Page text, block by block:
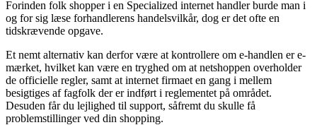
Forinden folk shopper i en Specialized internet handler burde man i
og for sig læse forhandlerens handelsvilkår, dog er det ofte en
tidskrævende opgave.
Et nemt alternativ kan derfor være at kontrollere om e-handlen er e-
mærket, hvilket kan være en tryghed om at netshoppen overholder
de officielle regler, samt at internet firmaet en gang i mellem
besigtiges af fagfolk der er indført i reglementet på området.
Desuden får du lejlighed til support, såfremt du skulle få
problemstillinger ved din shopping.